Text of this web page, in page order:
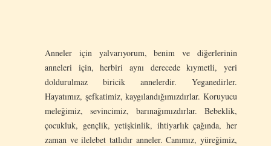
Anneler için yalvarıyorum, benim ve diğerlerinin
anneleri için, herbiri aynı derecede kıymetli, yeri
doldurulmaz biricik annelerdir. Yeganedirler.
Hayatımız, şefkatimiz, kaygılandığımızdırlar. Koruyucu
meleğimiz, sevincimiz, barınağımızdırlar. Bebeklik,
çocukluk, gençlik, yetişkinlik, ihtiyarlık çağında, her
zaman ve ilelebet tatlıdır anneler. Canımız, yüreğimiz,